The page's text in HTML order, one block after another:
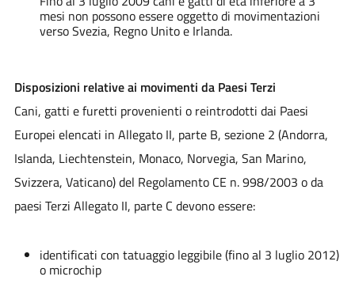
mesi non possono essere oggetto di movimentazioni
verso Svezia, Regno Unito e Irlanda.
Disposizioni relative ai movimenti da Paesi Terzi
Cani, gatti e furetti provenienti o reintrodotti dai Paesi
Europei elencati in Allegato II, parte B, sezione 2 (Andorra,
Islanda, Liechtenstein, Monaco, Norvegia, San Marino,
Svizzera, Vaticano) del Regolamento CE n. 998/2003 o da
paesi Terzi Allegato II, parte C devono essere:
identificati con tatuaggio leggibile (fino al 3 luglio 2012)
o microchip